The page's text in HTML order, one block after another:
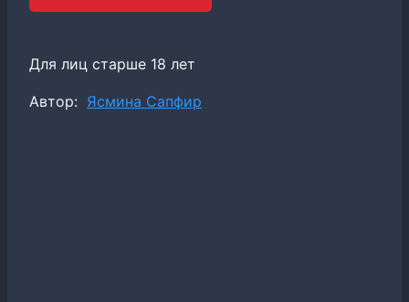
Для лиц старше 18 лет
Метки
Автор: Ясмина Сапфир